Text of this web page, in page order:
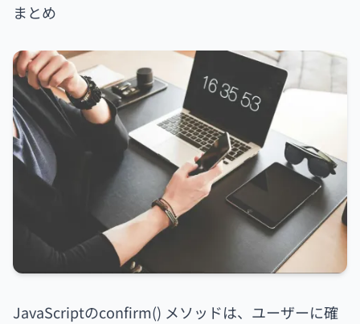
まとめ
JavaScriptのconfirm() メソッドは、ユーザーに確